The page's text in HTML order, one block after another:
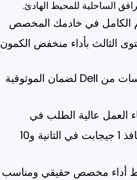
الكامل في خادمك المخصص
الثالث بأداء منخفض الكمون
أجهزة Dell معدنية عارية من فئة المؤسسات من Dell لضمان الموثوقية
العمل عالية الطلب في
خيارات مرنة للنطاق الترددي مع توفر منافذ 1 جيجابت في الثانية و10
أداء مخصص حقيقي ومناسب